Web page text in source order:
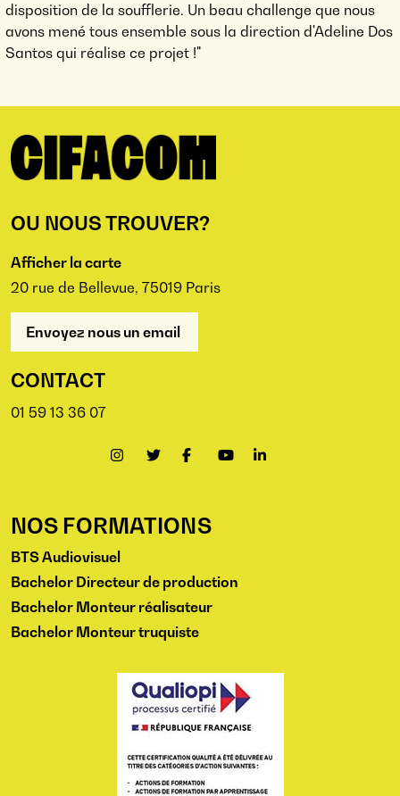
disposition de la soufflerie. Un beau challenge que nous
avons mené tous ensemble sous la direction d'Adeline Dos
Santos qui réalise ce projet !"
OU NOUS TROUVER?
Afficher la carte
20 rue de Bellevue, 75019 Paris
Envoyez nous un email
CONTACT
01 59 13 36 07
NOS FORMATIONS
BTS Audiovisuel
Bachelor Directeur de production
Bachelor Monteur réalisateur
Bachelor Monteur truquiste